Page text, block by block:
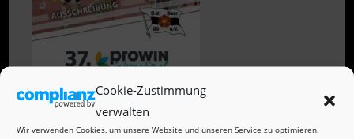
Cookie-Zustimmung
verwalten
Wir verwenden Cookies, um unsere Website und unseren Service zu optimieren.